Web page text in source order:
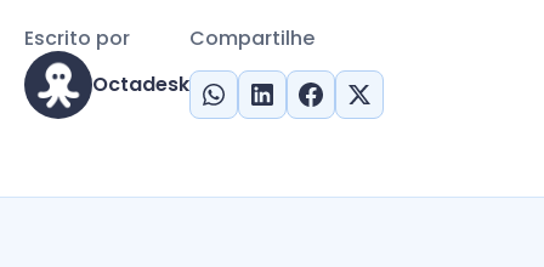
Compartilhe
Escrito por
Octadesk